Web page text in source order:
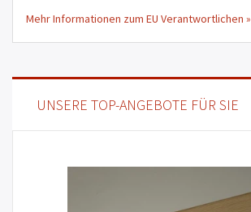
Mehr Informationen zum EU Verantwortlichen »
UNSERE TOP-ANGEBOTE FÜR SIE